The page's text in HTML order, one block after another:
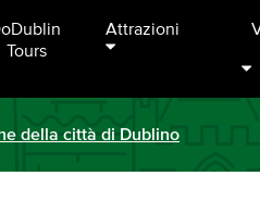
Tours
Attrazioni
della città di Dublino